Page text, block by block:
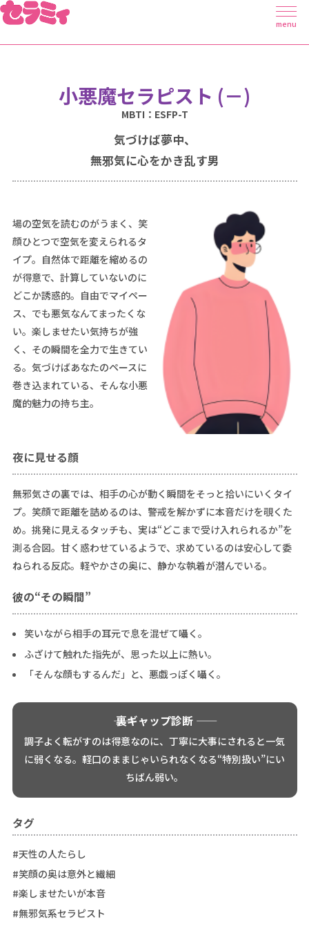
menu
小悪魔セラピスト (－)
MBTI：ESFP-T
気づけば夢中、
無邪気に心をかき乱す男
場の空気を読むのがうまく、笑
顔ひとつで空気を変えられるタ
イプ。自然体で距離を縮めるの
が得意で、計算していないのに
どこか誘惑的。自由でマイペー
ス、でも悪気なんてまったくな
い。楽しませたい気持ちが強
く、その瞬間を全力で生きてい
る。気づけばあなたのペースに
巻き込まれている、そんな小悪
魔的魅力の持ち主。
夜に見せる顔
無邪気さの裏では、相手の心が動く瞬間をそっと拾いにいくタイ
プ。笑顔で距離を詰めるのは、警戒を解かずに本音だけを覗くた
め。挑発に見えるタッチも、実は“どこまで受け入れられるか”を
測る合図。甘く惑わせているようで、求めているのは安心して委
ねられる反応。軽やかさの奥に、静かな執着が潜んでいる。
彼の“その瞬間”
笑いながら相手の耳元で息を混ぜて囁く。
ふざけて触れた指先が、思った以上に熱い。
「そんな顔もするんだ」と、悪戯っぽく囁く。
―― 裏ギャップ診断 ――
調子よく転がすのは得意なのに、丁寧に大事にされると一気
に弱くなる。軽口のままじゃいられなくなる“特別扱い”にい
ちばん弱い。
タグ
#天性の人たらし
#笑顔の奥は意外と繊細
#楽しませたいが本音
#無邪気系セラピスト